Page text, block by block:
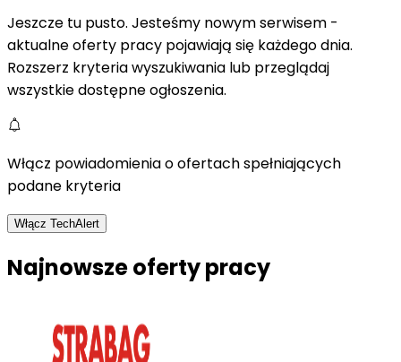
Jeszcze tu pusto. Jesteśmy nowym serwisem -
aktualne oferty pracy pojawiają się każdego dnia.
Rozszerz kryteria wyszukiwania lub przeglądaj
wszystkie dostępne ogłoszenia.
Włącz powiadomienia o ofertach spełniających
podane kryteria
Włącz TechAlert
Najnowsze oferty pracy